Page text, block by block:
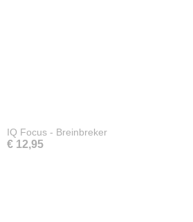
IQ Focus - Breinbreker
€ 12,95